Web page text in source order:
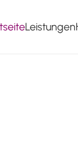
Leistungen